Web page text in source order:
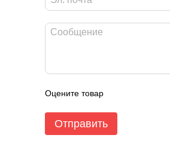
Оцените товар
Отправить